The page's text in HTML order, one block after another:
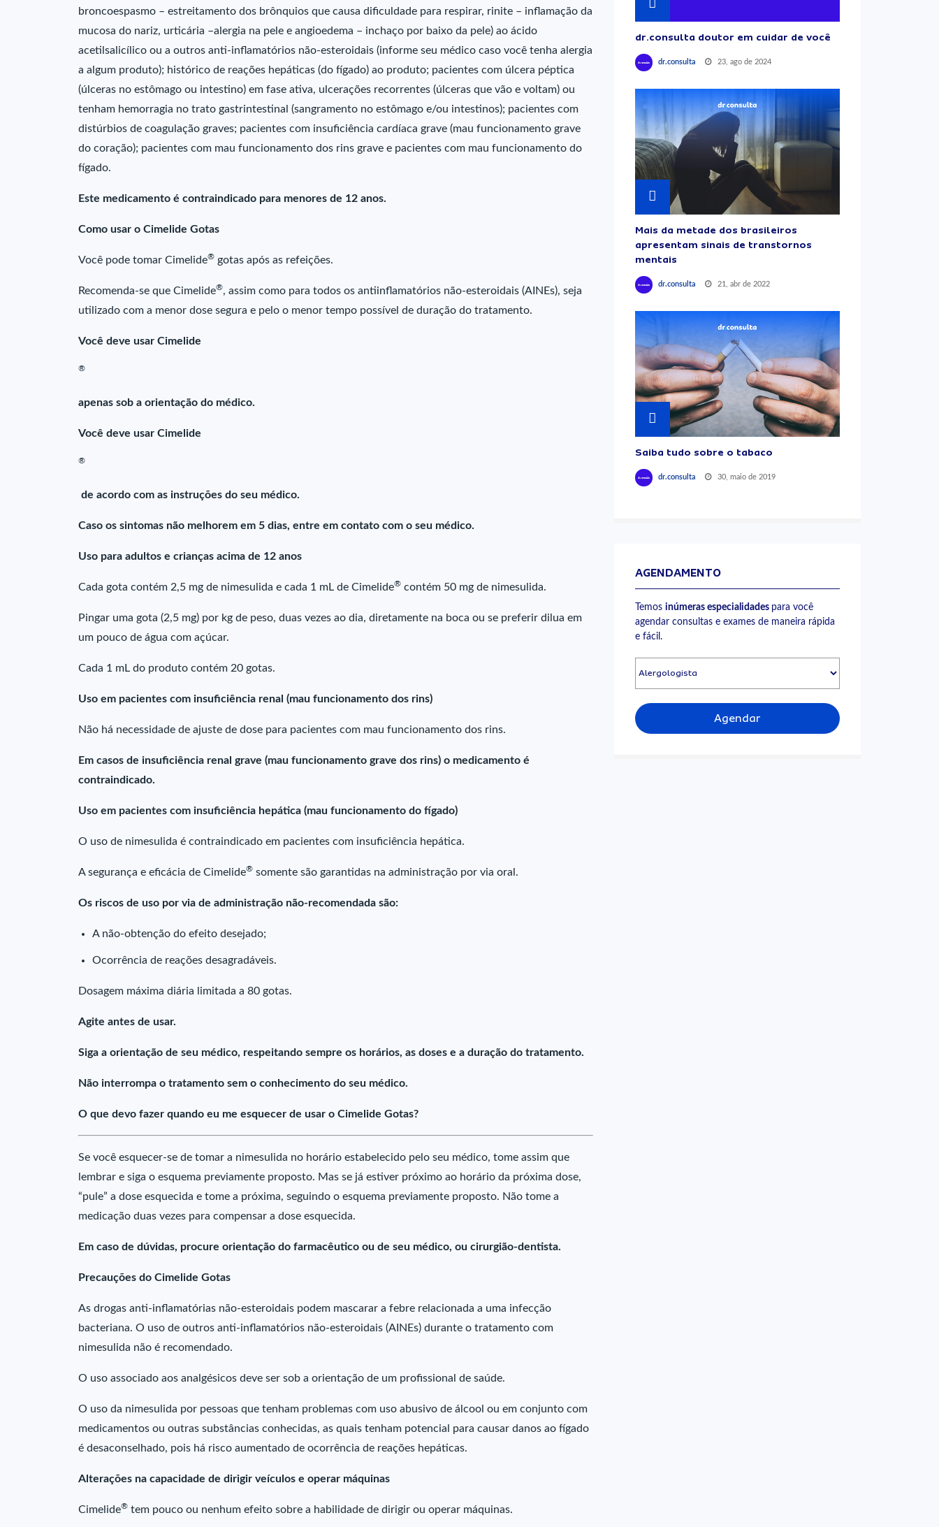
broncoespasmo – estreitamento dos brônquios que causa dificuldade para respirar, rinite – inflamação da
mucosa do nariz, urticária –alergia na pele e angioedema – inchaço por baixo da pele) ao ácido
acetilsalicílico ou a outros anti-inflamatórios não-esteroidais (informe seu médico caso você tenha alergia
a algum produto); histórico de reações hepáticas (do fígado) ao produto; pacientes com úlcera péptica
(úlceras no estômago ou intestino) em fase ativa, ulcerações recorrentes (úlceras que vão e voltam) ou
tenham hemorragia no trato gastrintestinal (sangramento no estômago e/ou intestinos); pacientes com
distúrbios de coagulação graves; pacientes com insuficiência cardíaca grave (mau funcionamento grave
do coração); pacientes com mau funcionamento dos rins grave e pacientes com mau funcionamento do
fígado.
Este medicamento é contraindicado para menores de 12 anos.
Como usar o Cimelide Gotas
Você pode tomar Cimelide® gotas após as refeições.
Recomenda-se que Cimelide®, assim como para todos os antiinflamatórios não-esteroidais (AINEs), seja
utilizado com a menor dose segura e pelo o menor tempo possível de duração do tratamento.
Você deve usar Cimelide
®
apenas sob a orientação do médico.
Você deve usar Cimelide
®
de acordo com as instruções do seu médico.
Caso os sintomas não melhorem em 5 dias, entre em contato com o seu médico.
Uso para adultos e crianças acima de 12 anos
Cada gota contém 2,5 mg de nimesulida e cada 1 mL de Cimelide® contém 50 mg de nimesulida.
Pingar uma gota (2,5 mg) por kg de peso, duas vezes ao dia, diretamente na boca ou se preferir dilua em
um pouco de água com açúcar.
Cada 1 mL do produto contém 20 gotas.
Uso em pacientes com insuficiência renal (mau funcionamento dos rins)
Não há necessidade de ajuste de dose para pacientes com mau funcionamento dos rins.
Em casos de insuficiência renal grave (mau funcionamento grave dos rins) o medicamento é
contraindicado.
Uso em pacientes com insuficiência hepática (mau funcionamento do fígado)
O uso de nimesulida é contraindicado em pacientes com insuficiência hepática.
A segurança e eficácia de Cimelide® somente são garantidas na administração por via oral.
Os riscos de uso por via de administração não-recomendada são:
A não-obtenção do efeito desejado;
Ocorrência de reações desagradáveis.
Dosagem máxima diária limitada a 80 gotas.
Agite antes de usar.
Siga a orientação de seu médico, respeitando sempre os horários, as doses e a duração do tratamento.
Não interrompa o tratamento sem o conhecimento do seu médico.
O que devo fazer quando eu me esquecer de usar o Cimelide Gotas?
Se você esquecer-se de tomar a nimesulida no horário estabelecido pelo seu médico, tome assim que
lembrar e siga o esquema previamente proposto. Mas se já estiver próximo ao horário da próxima dose,
“pule” a dose esquecida e tome a próxima, seguindo o esquema previamente proposto. Não tome a
medicação duas vezes para compensar a dose esquecida.
Em caso de dúvidas, procure orientação do farmacêutico ou de seu médico, ou cirurgião-dentista.
Precauções do Cimelide Gotas
As drogas anti-inflamatórias não-esteroidais podem mascarar a febre relacionada a uma infecção
bacteriana. O uso de outros anti-inflamatórios não-esteroidais (AINEs) durante o tratamento com
nimesulida não é recomendado.
O uso associado aos analgésicos deve ser sob a orientação de um profissional de saúde.
O uso da nimesulida por pessoas que tenham problemas com uso abusivo de álcool ou em conjunto com
medicamentos ou outras substâncias conhecidas, as quais tenham potencial para causar danos ao fígado
é desaconselhado, pois há risco aumentado de ocorrência de reações hepáticas.
Alterações na capacidade de dirigir veículos e operar máquinas
Cimelide® tem pouco ou nenhum efeito sobre a habilidade de dirigir ou operar máquinas.
dr.consulta doutor em cuidar de você
dr.consulta 23, ago de 2024
Mais da metade dos brasileiros
apresentam sinais de transtornos
mentais
dr.consulta 21, abr de 2022
Saiba tudo sobre o tabaco
dr.consulta 30, maio de 2019
AGENDAMENTO
Temos inúmeras especialidades para você
agendar consultas e exames de maneira rápida
e fácil.
Agendar